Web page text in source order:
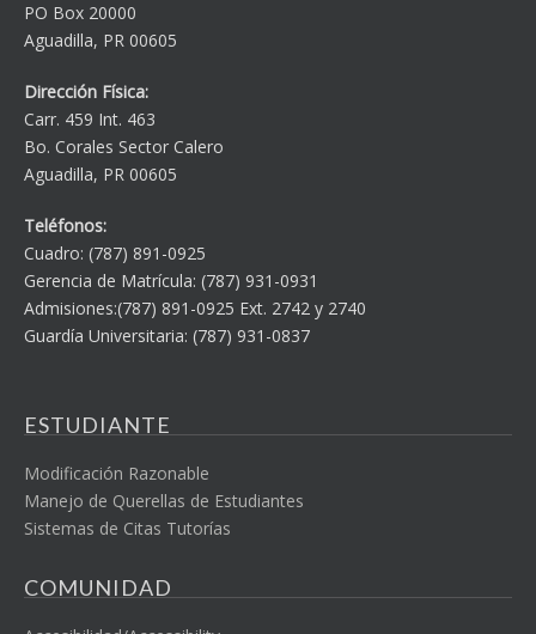
PO Box 20000
Aguadilla, PR 00605
Dirección Física:
Carr. 459 Int. 463
Bo. Corales Sector Calero
Aguadilla, PR 00605
Teléfonos:
Cuadro: (787) 891-0925
Gerencia de Matrícula: (787) 931-0931
Admisiones:(787) 891-0925 Ext. 2742 y 2740
Guardía Universitaria: (787) 931-0837
ESTUDIANTE
Modificación Razonable
Manejo de Querellas de Estudiantes
Sistemas de Citas Tutorías
COMUNIDAD